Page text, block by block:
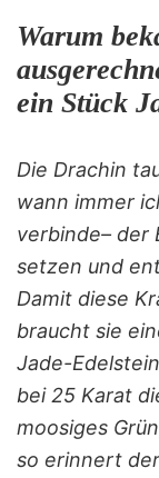
Warum
ein Stück
Die Drachin
wann immer
verbinde– der
setzen und
Damit diese
braucht sie
Jade-
bei 25 Karat
moosiges
so erinnert